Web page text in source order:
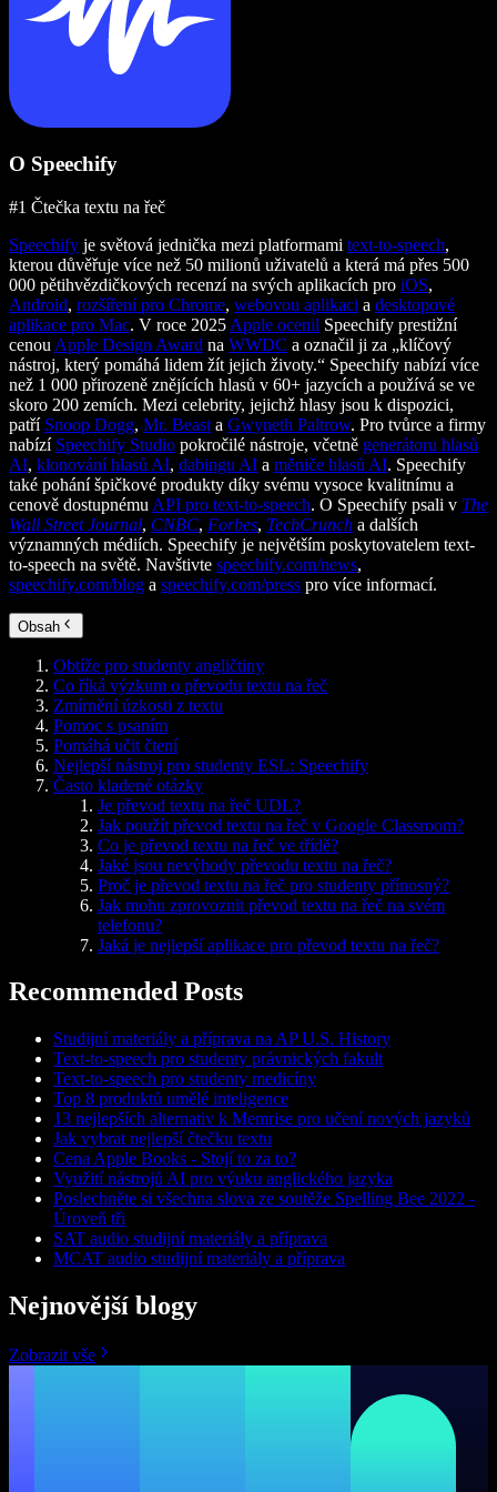
O Speechify
#1 Čtečka textu na řeč
Speechify je světová jednička mezi platformami text-to-speech,
kterou důvěřuje více než 50 milionů uživatelů a která má přes 500
000 pětihvězdičkových recenzí na svých aplikacích pro iOS,
Android, rozšíření pro Chrome, webovou aplikaci a desktopové
aplikace pro Mac. V roce 2025 Apple ocenil Speechify prestižní
cenou Apple Design Award na WWDC a označil ji za „klíčový
nástroj, který pomáhá lidem žít jejich životy.“ Speechify nabízí více
než 1 000 přirozeně znějících hlasů v 60+ jazycích a používá se ve
skoro 200 zemích. Mezi celebrity, jejichž hlasy jsou k dispozici,
patří Snoop Dogg, Mr. Beast a Gwyneth Paltrow. Pro tvůrce a firmy
nabízí Speechify Studio pokročilé nástroje, včetně generátoru hlasů
AI, klonování hlasů AI, dabingu AI a měniče hlasů AI. Speechify
také pohání špičkové produkty díky svému vysoce kvalitnímu a
cenově dostupnému API pro text-to-speech. O Speechify psali v The
Wall Street Journal, CNBC, Forbes, TechCrunch a dalších
významných médiích. Speechify je největším poskytovatelem text-
to-speech na světě. Navštivte speechify.com/news,
speechify.com/blog a speechify.com/press pro více informací.
Obsah
Obtíže pro studenty angličtiny
Co říká výzkum o převodu textu na řeč
Zmírnění úzkosti z textu
Pomoc s psaním
Pomáhá učit čtení
Nejlepší nástroj pro studenty ESL: Speechify
Často kladené otázky
Je převod textu na řeč UDL?
Jak použít převod textu na řeč v Google Classroom?
Co je převod textu na řeč ve třídě?
Jaké jsou nevýhody převodu textu na řeč?
Proč je převod textu na řeč pro studenty přínosný?
Jak mohu zprovoznit převod textu na řeč na svém
telefonu?
Jaká je nejlepší aplikace pro převod textu na řeč?
Recommended Posts
Studijní materiály a příprava na AP U.S. History
Text-to-speech pro studenty právnických fakult
Text-to-speech pro studenty medicíny
Top 8 produktů umělé inteligence
13 nejlepších alternativ k Memrise pro učení nových jazyků
Jak vybrat nejlepší čtečku textu
Cena Apple Books - Stojí to za to?
Využití nástrojů AI pro výuku anglického jazyka
Poslechněte si všechna slova ze soutěže Spelling Bee 2022 -
Úroveň tři
SAT audio studijní materiály a příprava
MCAT audio studijní materiály a příprava
Nejnovější blogy
Zobrazit vše